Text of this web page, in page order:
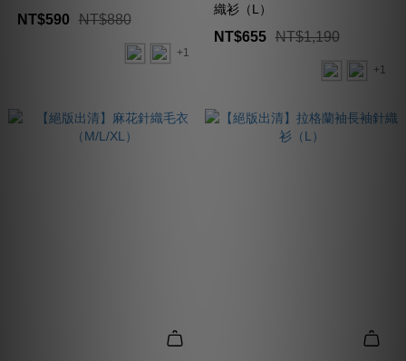
NT$590 NT$880
+1
織衫（L）
NT$655 NT$1,190
+1